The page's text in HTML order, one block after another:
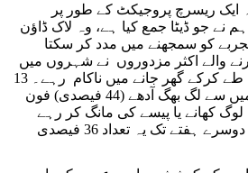
یہ ایک ریسرچ پروجیکٹ کے طور پر
نے جو ڈیٹا جمع کیا ہے، وہ لاک ڈاؤن
کو سمجھنے میں مدد کر سکتا
والے اکثر مزدوروں نے شہروں میں
رہنا چنا تھا یا لمبی دوری طے کرکے گھر جانے میں ناکام رہے۔ 13
اپریل تک جو فون آئے ان میں سے لگ بھگ آدھے (44 فیصدی) فون
کھانے یا پیسے کی مانگ کر رہے
تھے۔ وہیں، لاک ڈاؤن کے دوسرے ہفتے تک یہ تعداد 36 فیصدی